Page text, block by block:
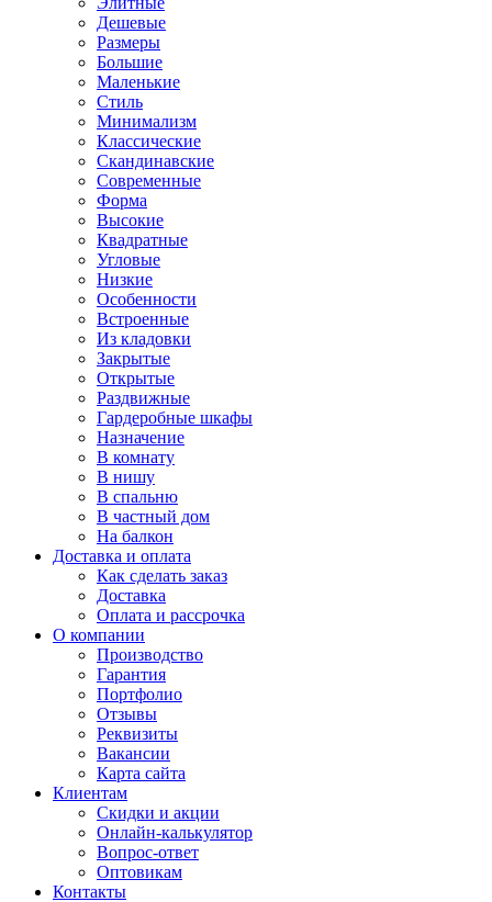
Дешевые
Размеры
Большие
Маленькие
Стиль
Минимализм
Классические
Скандинавские
Современные
Форма
Высокие
Квадратные
Угловые
Низкие
Особенности
Встроенные
Из кладовки
Закрытые
Открытые
Раздвижные
Гардеробные шкафы
Назначение
В комнату
В нишу
В спальню
В частный дом
На балкон
Доставка и оплата
Как сделать заказ
Доставка
Оплата и рассрочка
О компании
Производство
Гарантия
Портфолио
Отзывы
Реквизиты
Вакансии
Карта сайта
Клиентам
Скидки и акции
Онлайн-калькулятор
Вопрос-ответ
Оптовикам
Контакты